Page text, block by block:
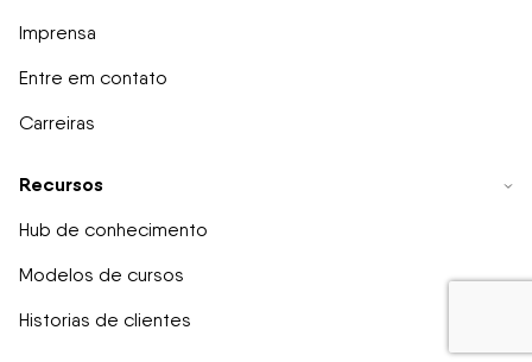
Imprensa
Entre em contato
Carreiras
Recursos
Hub de conhecimento
Modelos de cursos
Historias de clientes